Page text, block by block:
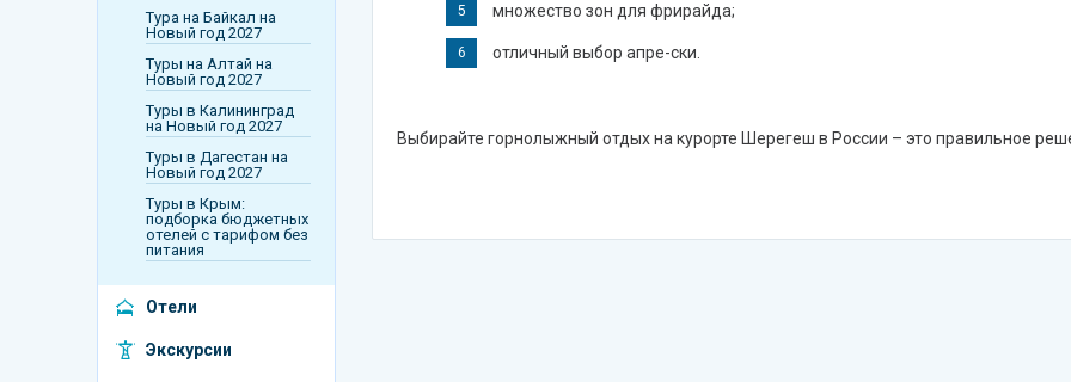
Черногория
Шри-Ланка
Тура на Байкал на
Новый год 2027
Туры на Алтай на
Новый год 2027
Туры в Калининград
на Новый год 2027
Туры в Дагестан на
Новый год 2027
Туры в Крым:
подборка бюджетных
отелей с тарифом без
питания
Отели
Экскурсии
множество зон для фрирайда;
отличный выбор апре-ски.
Выбирайте горнолыжный отдых на курорте Шерегеш в России – это правильное